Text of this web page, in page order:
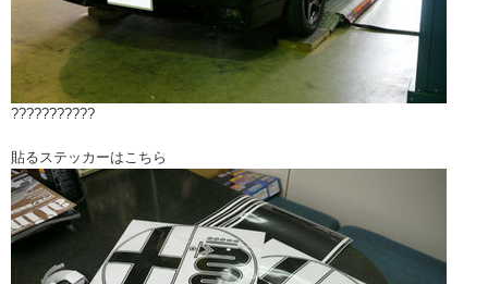
???????????
貼るステッカーはこちら